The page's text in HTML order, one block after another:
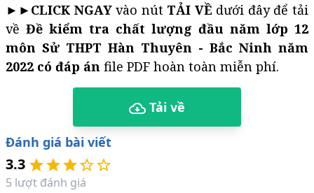
►► CLICK NGAYvào nút TẢI VỀdưới đây để tải
về Đề kiểm tra chất lượng đầu năm lớp 12
môn Sử THPT Hàn Thuyên - Bắc Ninh năm
2022 có đáp án file PDF hoàn toàn miễn phí.
Tải về
Đánh giá bài viết
3.3
5 lượt đánh giá